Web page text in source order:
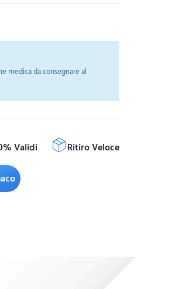
medica da consegnare al
Validi Ritiro Veloce